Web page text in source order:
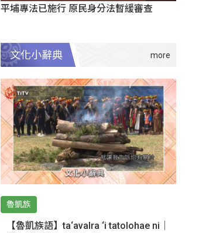
平埔專法已施行 原民身分法暫緩審查
文化小辭典
魯凱族
【魯凱族語】ta‘avalra ‘i tatolohae ni｜